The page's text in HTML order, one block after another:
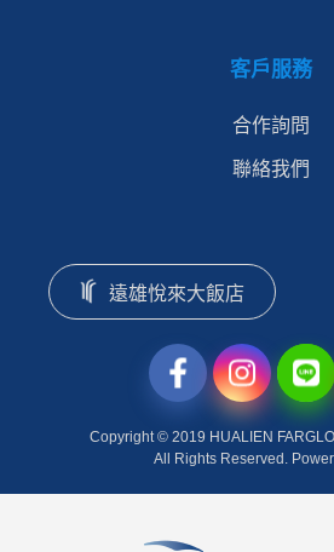
客戶服務
合作詢問
聯絡我們
遠雄悅來大飯店
Copyright © 2019 HUALIEN
All Rights Reserved. Power